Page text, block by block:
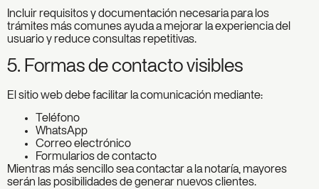
Incluir requisitos y documentación necesaria para los
trámites más comunes ayuda a mejorar la experiencia del
usuario y reduce consultas repetitivas.
5. Formas de contacto visibles
El sitio web debe facilitar la comunicación mediante:
Teléfono
WhatsApp
Correo electrónico
Formularios de contacto
Mientras más sencillo sea contactar a la notaría, mayores
serán las posibilidades de generar nuevos clientes.